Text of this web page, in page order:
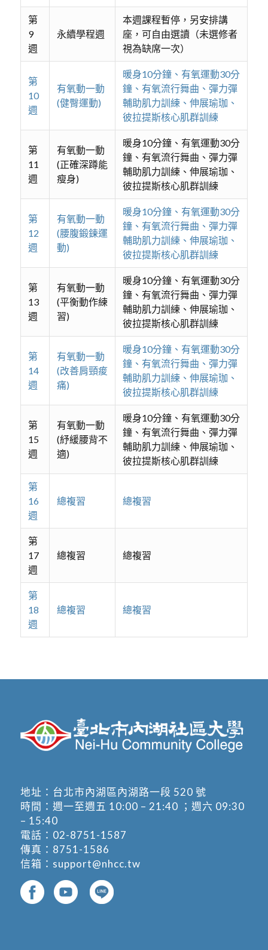
第
9
週
永續學程週
本週課程暫停，另安排講
座，可自由選讀（未選修者
視為缺席一次）
第
10
週
有氧動一動
(健臀運動)
暖身10分鐘、有氧運動30分
鐘、有氧流行舞曲、彈力彈
輔助肌力訓練、伸展瑜珈、
彼拉提斯核心肌群訓練
第
11
週
有氧動一動
(正確深蹲能
瘦身)
暖身10分鐘、有氧運動30分
鐘、有氧流行舞曲、彈力彈
輔助肌力訓練、伸展瑜珈、
彼拉提斯核心肌群訓練
第
12
週
有氧動一動
(腰腹鍛鍊運
動)
暖身10分鐘、有氧運動30分
鐘、有氧流行舞曲、彈力彈
輔助肌力訓練、伸展瑜珈、
彼拉提斯核心肌群訓練
第
13
週
有氧動一動
(平衡動作練
習)
暖身10分鐘、有氧運動30分
鐘、有氧流行舞曲、彈力彈
輔助肌力訓練、伸展瑜珈、
彼拉提斯核心肌群訓練
第
14
週
有氧動一動
(改善肩頸痠
痛)
暖身10分鐘、有氧運動30分
鐘、有氧流行舞曲、彈力彈
輔助肌力訓練、伸展瑜珈、
彼拉提斯核心肌群訓練
第
15
週
有氧動一動
(紓緩腰背不
適)
暖身10分鐘、有氧運動30分
鐘、有氧流行舞曲、彈力彈
輔助肌力訓練、伸展瑜珈、
彼拉提斯核心肌群訓練
第
16
週
總複習 總複習
第
17
週
總複習 總複習
第
18
週
總複習 總複習
地址： 台北市內湖區內湖路一段 520 號
時間：週一至週五 10:00 – 21:40 ；週六 09:30
– 15:40
電話： 02-8751-1587
傳真：8751-1586
信箱： support@nhcc.tw